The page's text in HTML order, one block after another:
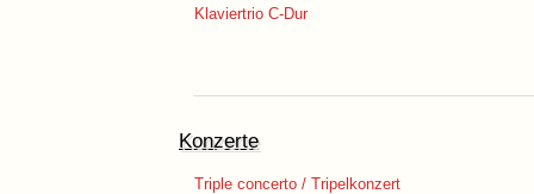
Klaviertrio C-Dur
Konzerte
Triple concerto / Tripelkonzert